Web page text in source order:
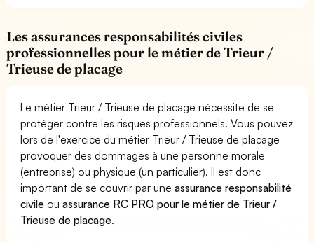
Les assurances responsabilités civiles
professionnelles pour le métier de Trieur /
Trieuse de placage
Le métier Trieur / Trieuse de placage nécessite de se
protéger contre les risques professionnels. Vous pouvez
lors de l'exercice du métier Trieur / Trieuse de placage
provoquer des dommages à une personne morale
(entreprise) ou physique (un particulier). Il est donc
important de se couvrir par uneassurance responsabilité
civile ouassurance RC PRO pour le métier de Trieur /
Trieuse de placage.